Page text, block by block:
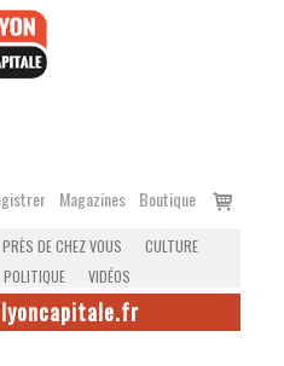
Magazines Boutique
Voir
PRÈS DE CHEZ VOUS
CULTURE
POLITIQUE VIDÉOS
lyoncapitale.fr